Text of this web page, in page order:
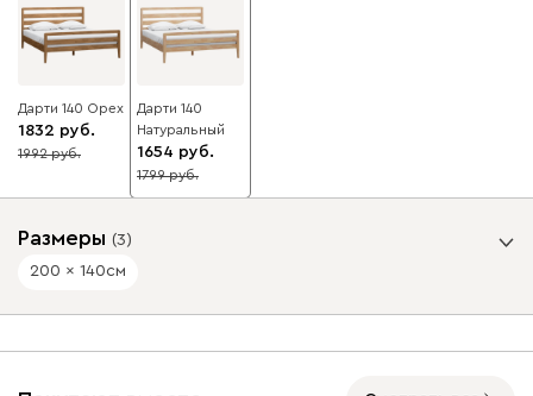
Дарти 140 Ореx
1832
8
1992
Дарти 140
Натуральный
1654
8
1799
Размеры (3)
200 x 140см